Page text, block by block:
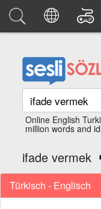
Online English
million words and
ifade vermek
Türkisch - Englisch